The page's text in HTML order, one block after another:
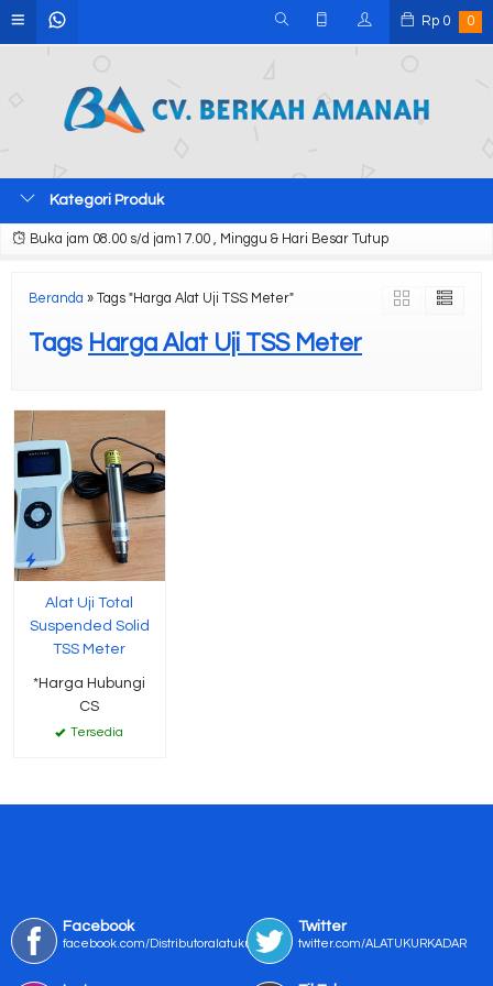
Rp 0 0
Kategori Produk
Buka jam 08.00 s/d jam17.00 , Minggu & Hari Besar Tutup
Beranda » Tags "Harga Alat Uji TSS Meter"
Tags Harga Alat Uji TSS Meter
Alat Uji Total
Suspended Solid
TSS Meter
*Harga Hubungi
CS
Tersedia
Facebook
facebook.com/Distributoralatukur
Twitter
twitter.com/ALATUKURKADAR